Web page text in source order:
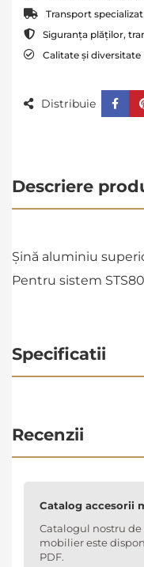
Transport
Siguranța plăților,
Calitate și diversitate
Distribuie
Descriere
Șină aluminiu
Pentru sistem
Specificatii
Recenzii
Catalog accesorii
Catalogul nostru de
mobilier este
PDF.